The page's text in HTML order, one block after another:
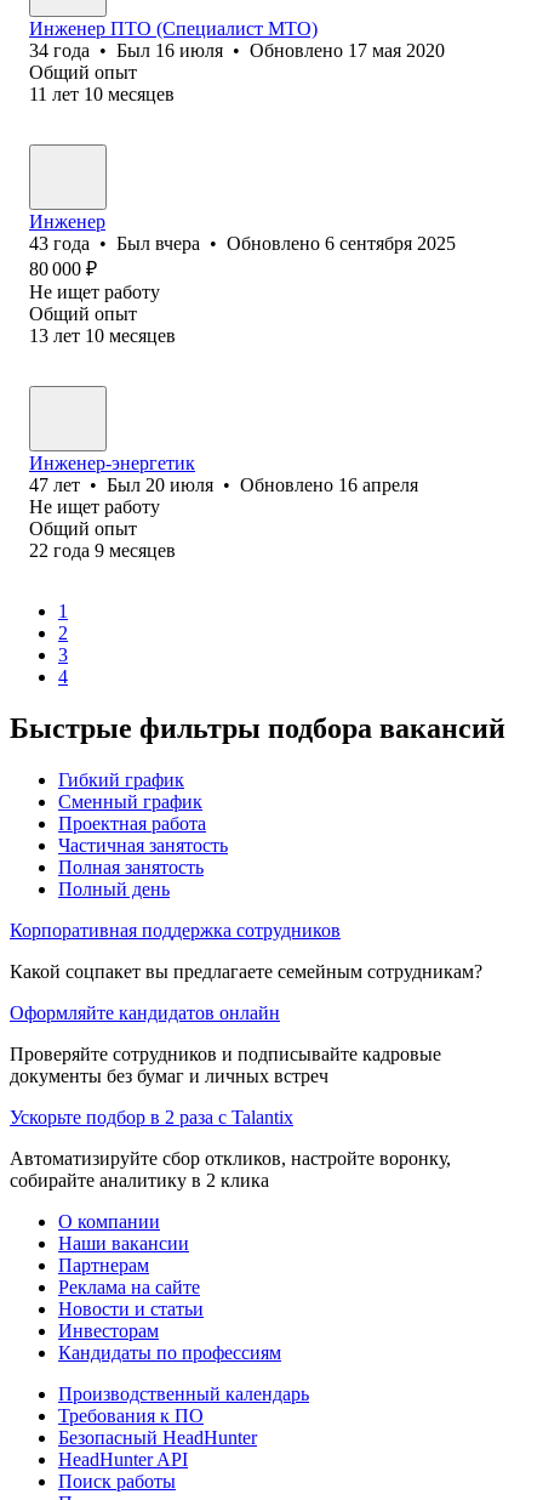
Инженер ПТО (Специалист МТО)
34 года • Был 16 июля • Обновлено 17 мая 2020
Общий опыт
11 лет 10 месяцев
Инженер
43 года • Был вчера • Обновлено 6 сентября 2025
80 000 ₽
Не ищет работу
Общий опыт
13 лет 10 месяцев
Инженер-энергетик
47 лет • Был 20 июля • Обновлено 16 апреля
Не ищет работу
Общий опыт
22 года 9 месяцев
1
2
3
4
Быстрые фильтры подбора вакансий
Гибкий график
Сменный график
Проектная работа
Частичная занятость
Полная занятость
Полный день
Корпоративная поддержка сотрудников
Какой соцпакет вы предлагаете семейным сотрудникам?
Оформляйте кандидатов онлайн
Проверяйте сотрудников и подписывайте кадровые
документы без бумаг и личных встреч
Ускорьте подбор в 2 раза с Talantix
Автоматизируйте сбор откликов, настройте воронку,
собирайте аналитику в 2 клика
О компании
Наши вакансии
Партнерам
Реклама на сайте
Новости и статьи
Инвесторам
Кандидаты по профессиям
Производственный календарь
Требования к ПО
Безопасный HeadHunter
HeadHunter API
Поиск работы